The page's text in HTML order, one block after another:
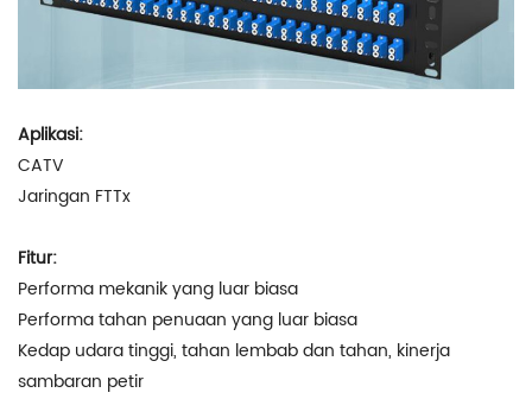
Aplikasi:
CATV
Jaringan FTTx
Fitur:
Performa mekanik yang luar biasa
Performa tahan penuaan yang luar biasa
Kedap udara tinggi, tahan lembab dan tahan, kinerja
sambaran petir